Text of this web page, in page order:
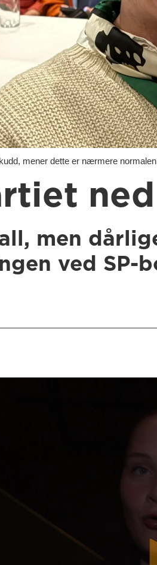
mener dette er nærmere
ned
men
ved SP-